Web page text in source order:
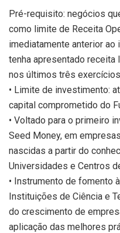
Pré-requisito: negócios
como limite de Receita
imediatamente anterior
tenha apresentado receita
nos últimos três
• Limite de investimento:
capital comprometido do
• Voltado para o primeiro
Seed Money, em
nascidas a partir do
Universidades e Centros
• Instrumento de fomento
Instituições de Ciência e
do crescimento de
aplicação das melhores